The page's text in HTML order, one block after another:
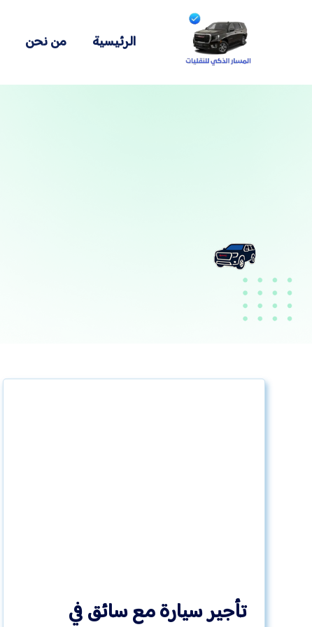
الرئيسية من نحن
تأجير سيارة مع سائق في